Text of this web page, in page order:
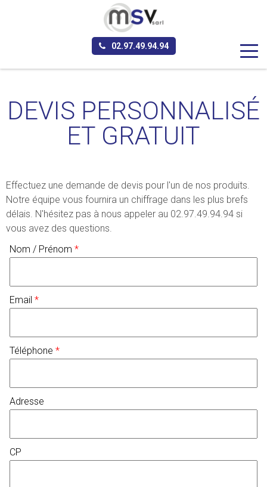
02.97.49.94.94
DEVIS PERSONNALISÉ
ET GRATUIT
Effectuez une demande de devis pour l'un de nos produits.
Notre équipe vous fournira un chiffrage dans les plus brefs
délais. N'hésitez pas à nous appeler au 02.97.49.94.94 si
vous avez des questions.
Nom / Prénom*
Email*
Téléphone*
Adresse
CP